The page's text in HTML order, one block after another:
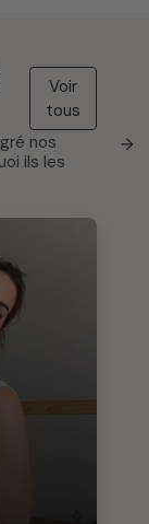
Voir
tous
→
nos
ils les